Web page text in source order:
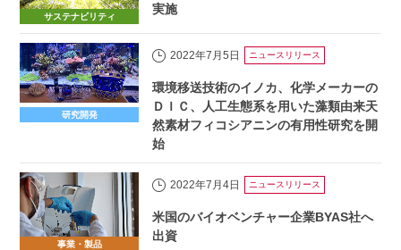
サステナビリティ
実施
研究開発
2022年7月5日 ニュースリリース
環境移送技術のイノカ、化学メーカーの
ＤＩＣ、人工生態系を用いた藻類由来天
然素材フィコシアニンの有用性研究を開
始
事業・製品
2022年7月4日 ニュースリリース
米国のバイオベンチャー企業BYAS社へ
出資